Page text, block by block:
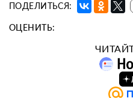
ПОДЕЛИТЬСЯ:
ОЦЕНИТЬ: